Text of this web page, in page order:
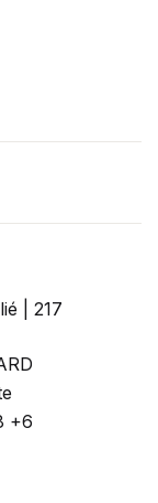
| 217
+6